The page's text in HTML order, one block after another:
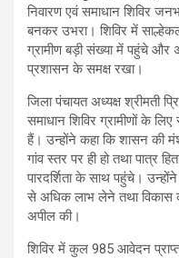
निवारण एवं समाधान शिविर
बनकर उभरा। शिविर में
ग्रामीण बड़ी संख्या में पहुंचे और
प्रशासन के समक्ष रखा।
जिला पंचायत अध्यक्ष श्रीमती
समाधान शिविर ग्रामीणों के
हैं। उन्होंने कहा कि शासन की
गांव स्तर पर ही हो तथा पात्र
पारदर्शिता के साथ पहुंचे।
से अधिक लाभ लेने तथा विकास
अपील की।
शिविर में कुल 985 आवेदन